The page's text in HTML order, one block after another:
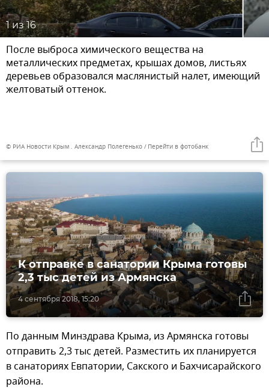
1из 16
После выброса химического вещества на
металлических предметах, крышах домов, листьях
деревьев образовался маслянистый налет, имеющий
желтоватый оттенок.
© РИА Новости Крым . Александр Полегенько Перейти в фотобанк
4 сентября 2018, 15:20
К отправке в санатории Крыма готовы
2,3 тыс детей из Армянска
По данным Минздрава Крыма, из Армянска готовы
отправить 2,3 тыс детей. Разместить их планируется
в санаториях Евпатории, Сакского и Бахчисарайского
района.